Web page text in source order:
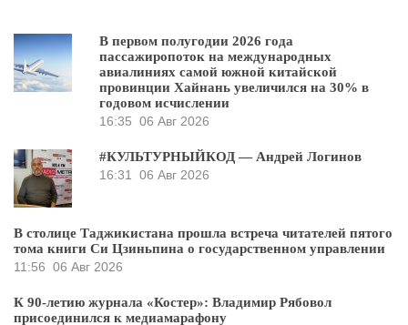
В первом полугодии 2026 года
пассажиропоток на международных
авиалиниях самой южной китайской
провинции Хайнань увеличился на 30% в
годовом исчислении
16:35 06 Авг 2026
#КУЛЬТУРНЫЙКОД — Андрей Логинов
16:31
06 Авг 2026
В столице Таджикистана прошла встреча читателей пятого
тома книги Си Цзиньпина о государственном управлении
11:56 06 Авг 2026
К 90-летию журнала «Костер»: Владимир Рябовол
присоединился к медиамарафону